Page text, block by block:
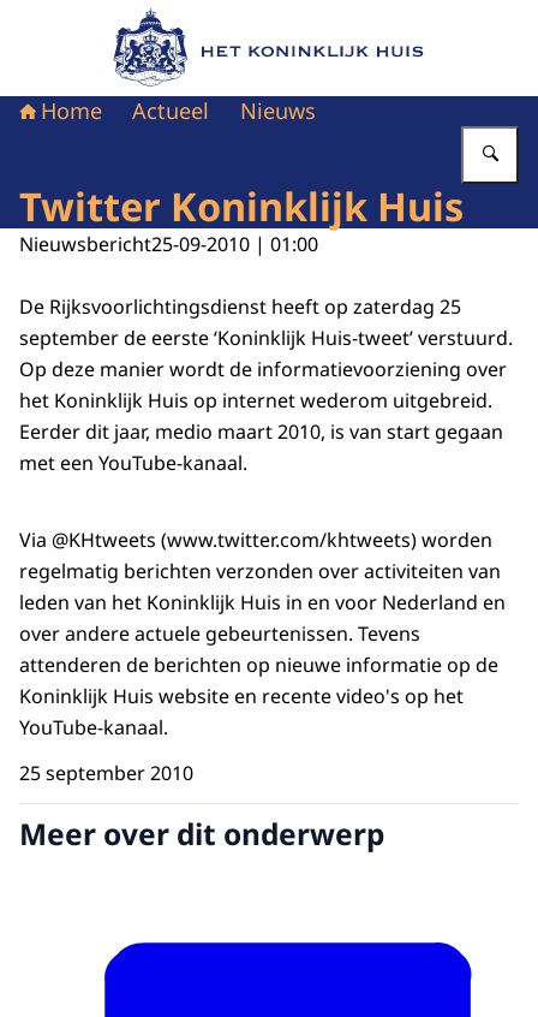
Naar de homepage van Het Koninklijk Huis
Home Actueel Nieuws
Twitter Koninklijk Huis
Nieuwsbericht25-09-2010 | 01:00
De Rijksvoorlichtingsdienst heeft op zaterdag 25
september de eerste ‘Koninklijk Huis-tweet’ verstuurd.
Op deze manier wordt de informatievoorziening over
het Koninklijk Huis op internet wederom uitgebreid.
Eerder dit jaar, medio maart 2010, is van start gegaan
met een YouTube-kanaal.
Via @KHtweets (www.twitter.com/khtweets) worden
regelmatig berichten verzonden over activiteiten van
leden van het Koninklijk Huis in en voor Nederland en
over andere actuele gebeurtenissen. Tevens
attenderen de berichten op nieuwe informatie op de
Koninklijk Huis website en recente video's op het
YouTube-kanaal.
25 september 2010
Meer over dit onderwerp